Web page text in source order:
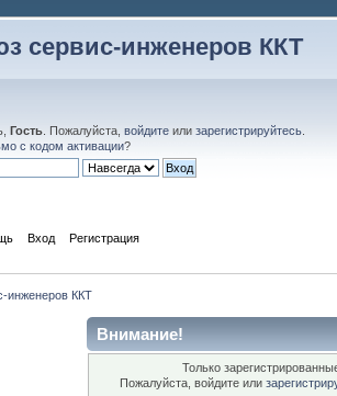
сервис-инженеров ККТ
Гость. Пожалуйста, войдитеили зарегистрируйтесь.
с кодом активации?
Вход Регистрация
инженеров ККТ
Внимание!
Только
Пожалуйста, войдите или